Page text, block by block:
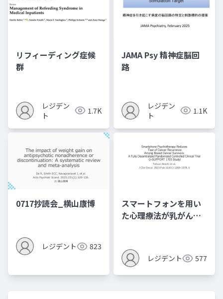
リフィーディング症候
群
レジデン
ト
1.7K
JAMA Psy 精神症脳回
路
レジデン
ト
1.1K
0717抄読会_横山康博
レジデント 823
スマートフォンを用い
た心理療法が乳がん生
ランダム化比較臨床試
験
レジデント 577